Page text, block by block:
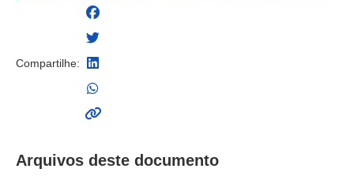
Compartilhe:
Arquivos deste documento